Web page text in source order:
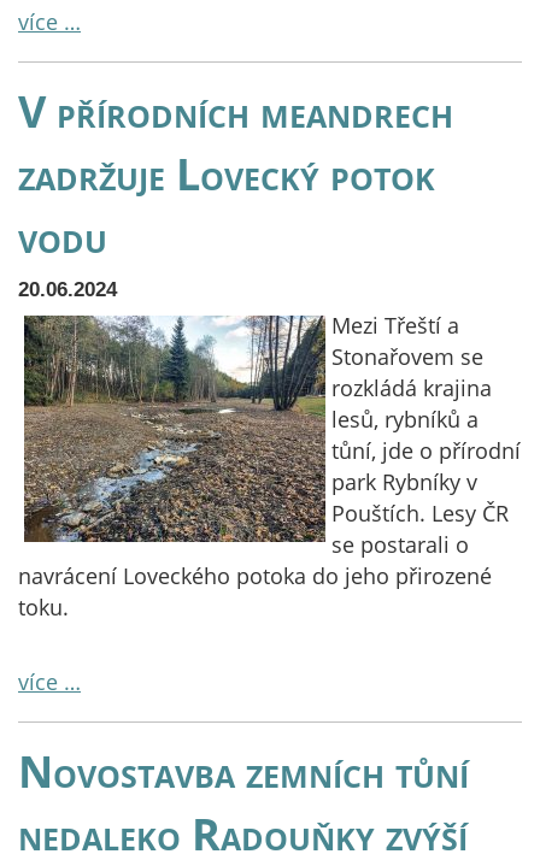
více …
V přírodních meandrech
zadržuje Lovecký potok
vodu
20.06.2024
Mezi Třeští a
Stonařovem se
rozkládá krajina
lesů, rybníků a
tůní, jde o přírodní
park Rybníky v
Pouštích. Lesy ČR
se postarali o
navrácení Loveckého potoka do jeho přirozené
toku.
více …
Novostavba zemních tůní
nedaleko Radouňky zvýší